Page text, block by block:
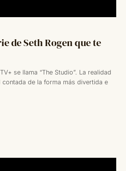
de Seth Rogen que te
se llama “The Studio”. La realidad
de la forma más divertida e